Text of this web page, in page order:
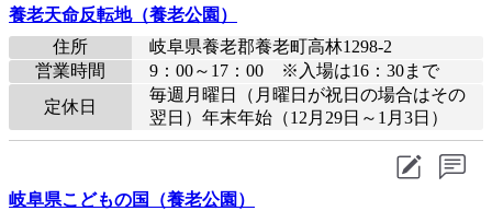
養老天命反転地（養老公園）
住所
岐阜県養老郡養老町高林1298-2
営業時間
9：00～17：00 ※入場は16：30まで
定休日
毎週月曜日（月曜日が祝日の場合はその
翌日）年末年始（12月29日～1月3日）
岐阜県こどもの国（養老公園）